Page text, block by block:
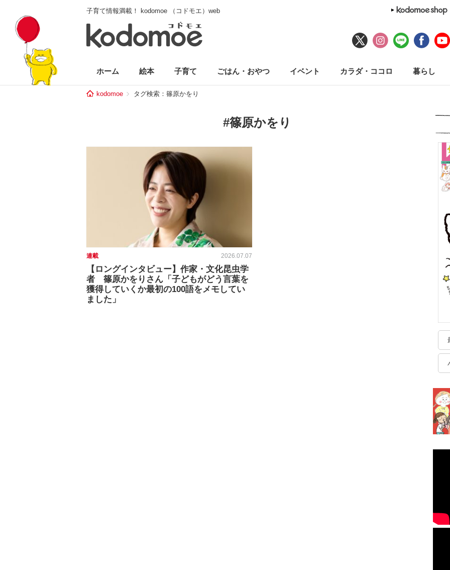
子育て情報満載！ kodomoe （コドモエ）web
ホーム 絵本 子育て ごはん・おやつ イベント カラダ・ココロ 暮らし
kodomoe タグ検索：篠原かをり
#篠原かをり
連載 2026.07.07
【ロングインタビュー】作家・文化昆虫学
者 篠原かをりさん「子どもがどう言葉を
獲得していくか最初の100語をメモしてい
ました」